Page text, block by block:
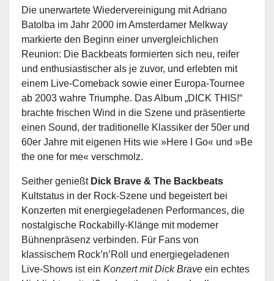
Die unerwartete Wiedervereinigung mit Adriano
Batolba im Jahr 2000 im Amsterdamer Melkway
markierte den Beginn einer unvergleichlichen
Reunion: Die Backbeats formierten sich neu, reifer
und enthusiastischer als je zuvor, und erlebten mit
einem Live-Comeback sowie einer Europa-Tournee
ab 2003 wahre Triumphe. Das Album „DICK THIS!“
brachte frischen Wind in die Szene und präsentierte
einen Sound, der traditionelle Klassiker der 50er und
60er Jahre mit eigenen Hits wie »Here I Go« und »Be
the one for me« verschmolz.
Seither genießt Dick Brave & The Backbeats
Kultstatus in der Rock-Szene und begeistert bei
Konzerten mit energiegeladenen Performances, die
nostalgische Rockabilly-Klänge mit moderner
Bühnenpräsenz verbinden. Für Fans von
klassischem Rock’n’Roll und energiegeladenen
Live-Shows ist ein Konzert mit Dick Brave ein echtes